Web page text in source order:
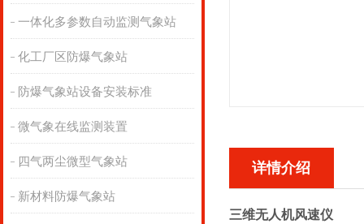
一体化多参数自动监测气象站
化工厂区防爆气象站
防爆气象站设备安装标准
微气象在线监测装置
四气两尘微型气象站
新材料防爆气象站
详情介绍
三维无人机风速仪